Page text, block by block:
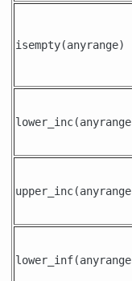
isempty(anyrange)
lower_inc(anyrange
upper_inc(anyrange
lower_inf(anyrange